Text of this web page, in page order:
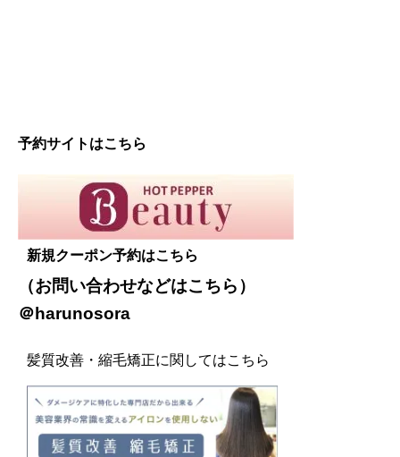
予約サイトはこちら
新規クーポン予約はこちら
（お問い合わせなどはこちら ）
＠harunosora
髪質改善・縮毛矯正に関してはこちら